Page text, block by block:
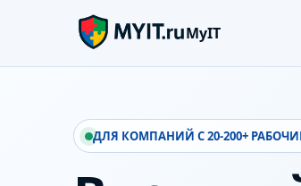
MyIT
ДЛЯ КОМПАНИЙ С 20-200+